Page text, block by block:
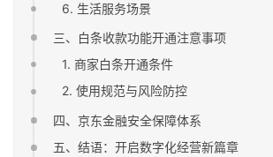
6. 生活服务场景
三、白条收款功能开通注意事项
1. 商家白条开通条件
2. 使用规范与风险防控
四、京东金融安全保障体系
五、结语：开启数字化经营新篇章